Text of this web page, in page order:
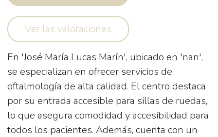
Ver las valoraciones
En 'José María Lucas Marín', ubicado en 'nan',
se especializan en ofrecer servicios de
oftalmología de alta calidad. El centro destaca
por su entrada accesible para sillas de ruedas,
lo que asegura comodidad y accesibilidad para
todos los pacientes. Además, cuenta con un